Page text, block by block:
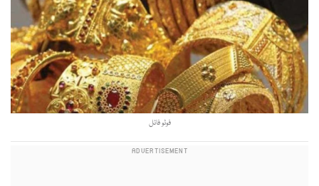
فوٹو فائل